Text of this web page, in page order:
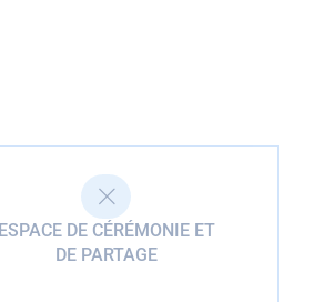
ESPACE DE CÉRÉMONIE ET
DE PARTAGE